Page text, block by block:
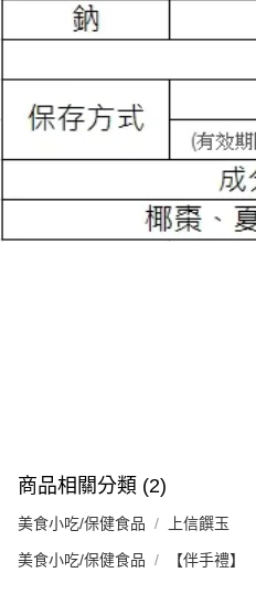
商品相關分類 (2)
美食小吃/保健食品 上信饌玉
美食小吃/保健食品 【伴手禮】